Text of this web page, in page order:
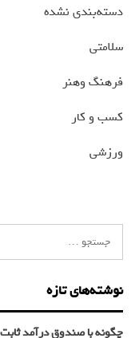
دسته‌بندی نشده
سلامتی
فرهنگ وهنر
کسب و کار
ورزشی
نوشته‌های تازه
چگونه با صندوق درآمد